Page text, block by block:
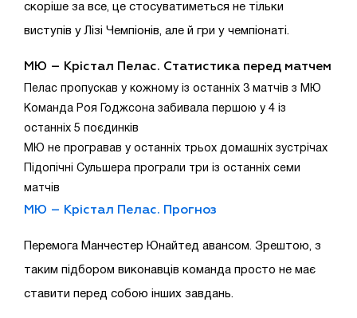
скоріше за все, це стосуватиметься не тільки
виступів у Лізі Чемпіонів, але й гри у чемпіонаті.
МЮ – Крістал Пелас. Статистика перед матчем
Пелас пропускав у кожному із останніх 3 матчів з МЮ
Команда Роя Годжсона забивала першою у 4 із
останніх 5 поєдинків
МЮ не програвав у останніх трьох домашніх зустрічах
Підопічні Сульшера програли три із останніх семи
матчів
МЮ – Крістал Пелас. Прогноз
Перемога Манчестер Юнайтед авансом. Зрештою, з
таким підбором виконавців команда просто не має
ставити перед собою інших завдань.